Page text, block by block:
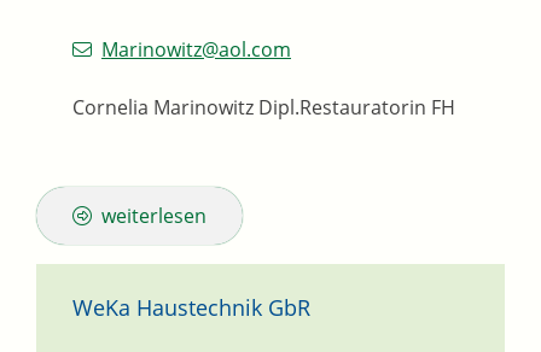
Marinowitz@aol.com
Cornelia Marinowitz Dipl.Restauratorin FH
weiterlesen
WeKa Haustechnik GbR